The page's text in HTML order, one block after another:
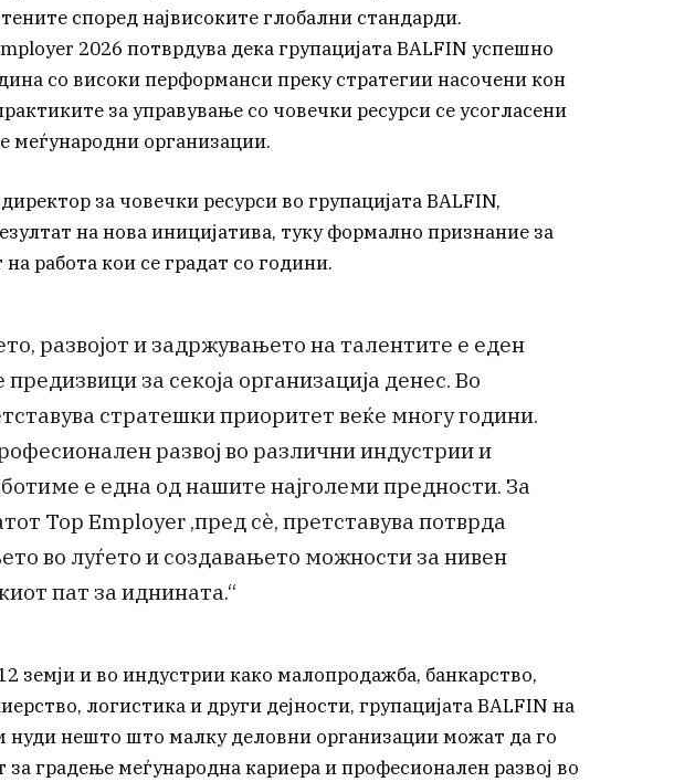
според највисоките глобални стандарди.
2026 потврдува дека групацијата BALFIN успешно
со високи перформанси преку стратегии насочени кон
за управување со човечки ресурси се усогласени
меѓународни организации.
за човечки ресурси во групацијата BALFIN,
на нова иницијатива, туку формално признание за
работа кои се градат со години.
развојот и задржувањето на талентите е еден
предизвици за секоја организација денес. Во
стратешки приоритет веќе многу години.
развој во различни индустрии и
е една од нашите најголеми предности. За
Top Employer ,пред сè, претставува потврда
во луѓето и создавањето можности за нивен
пат за иднината.“
земји и во индустрии како малопродажба, банкарство,
логистика и други дејности, групацијата BALFIN на
нуди нешто што малку деловни организации можат да го
за градење меѓународна кариера и професионален развој во